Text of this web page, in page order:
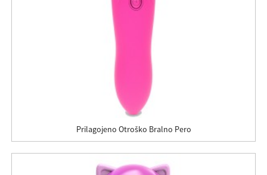
Prilagojeno Otroško Bralno Pero